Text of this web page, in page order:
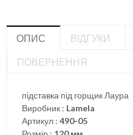
ОПИС ВІДГУКИ
ПОВЕРНЕННЯ
підставка під горщик Лаура
Виробник : Lamela
Артикул : 490-05